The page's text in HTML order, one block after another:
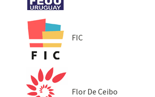
FIC
Flor De Ceibo